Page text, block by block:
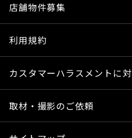
店舗物件募集
利用規約
カスタマーハラスメントに
取材・撮影のご依頼